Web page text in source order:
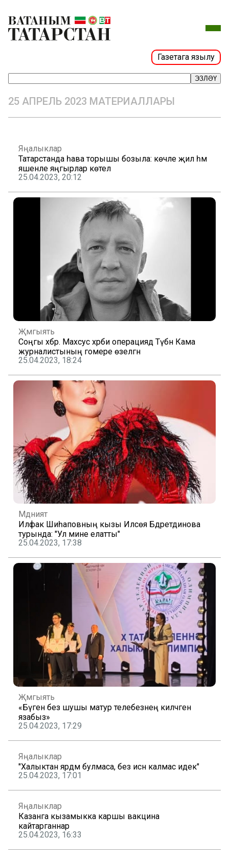
Газетага язылу
ЭЗЛӘҮ
25 АПРЕЛЬ 2023 МАТЕРИАЛЛАРЫ
Яңалыклар
Татарстанда һава торышы бозыла: көчле җил һәм
яшенле яңгырлар көтелә
25.04.2023, 20:12
Җәмгыять
Соңгы хәбәр. Махсус хәрби операциядә Түбән Кама
журналистының гомере өзелгән
25.04.2023, 18:24
Мәдәният
Илфак Шиһаповның кызы Илсөя Бәдретдинова
турында: "Ул мине елатты"
25.04.2023, 17:38
Җәмгыять
«Бүген без шушы матур телебезнең киләчәген
язабыз»
25.04.2023, 17:29
Яңалыклар
"Халыктан ярдәм булмаса, без исән калмас идек"
25.04.2023, 17:01
Яңалыклар
Казанга кызамыкка каршы вакцина
кайтарганнар
25.04.2023, 16:33